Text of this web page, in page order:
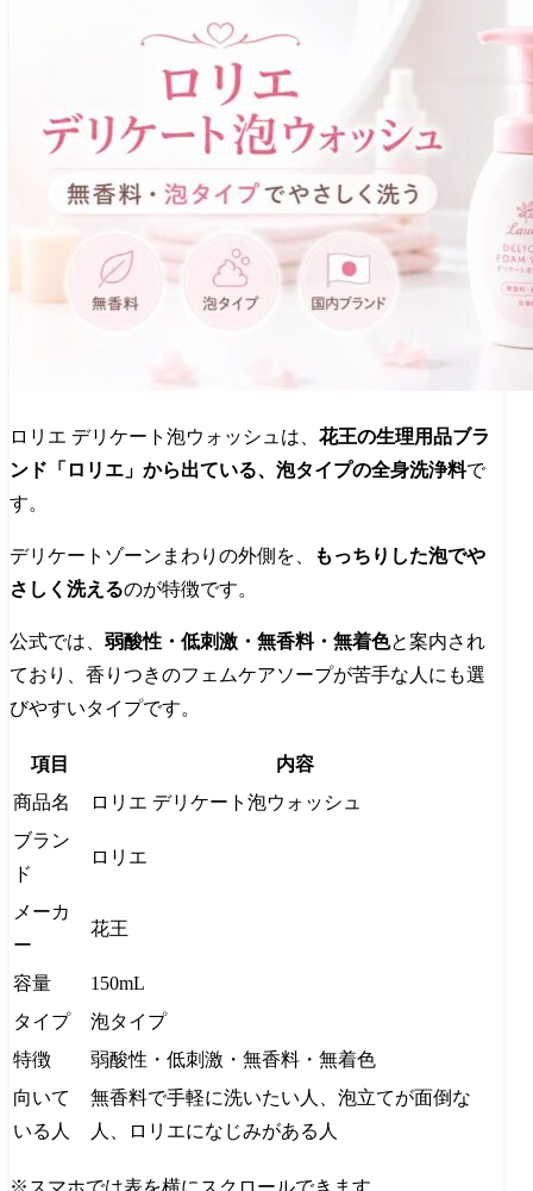
ロリエ デリケート泡ウォッシュは、 花王の生理用品ブラ
ンド「ロリエ」から出ている、泡タイプの全身洗浄料で
す。
デリケートゾーンまわりの外側を、
もっちりした泡でや
さしく洗えるのが特徴です。
公式では、 弱酸性・低刺激・無香料・無着色と案内され
ており、香りつきのフェムケアソープが苦手な人にも選
びやすいタイプです。
項目
内容
商品名
ロリエ デリケート泡ウォッシュ
ブラン
ド
ロリエ
メーカ
ー
花王
容量
150mL
タイプ
泡タイプ
特徴
弱酸性・低刺激・無香料・無着色
向いて
いる人
無香料で手軽に洗いたい人、泡立てが面倒な
人、ロリエになじみがある人
※スマホでは表を横にスクロールできます。